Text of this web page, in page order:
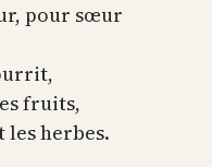
pour sœur
fruits,
les herbes.